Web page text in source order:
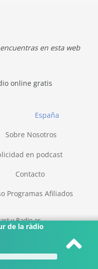
de la ràdio
en esta web
online gratis
España
Sobre Nosotros
en podcast
Contacto
Programas Afiliados
y Radio.es